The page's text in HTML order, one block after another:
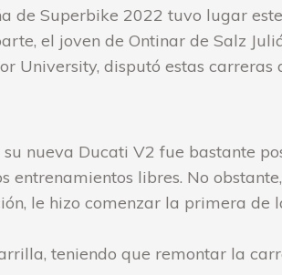
de Superbike 2022 tuvo lugar
el joven de Ontinar de Salz
University, disputó estas carreras
nueva Ducati V2 fue bastante
entrenamientos libres. No
le hizo comenzar la primera de
teniendo que remontar la